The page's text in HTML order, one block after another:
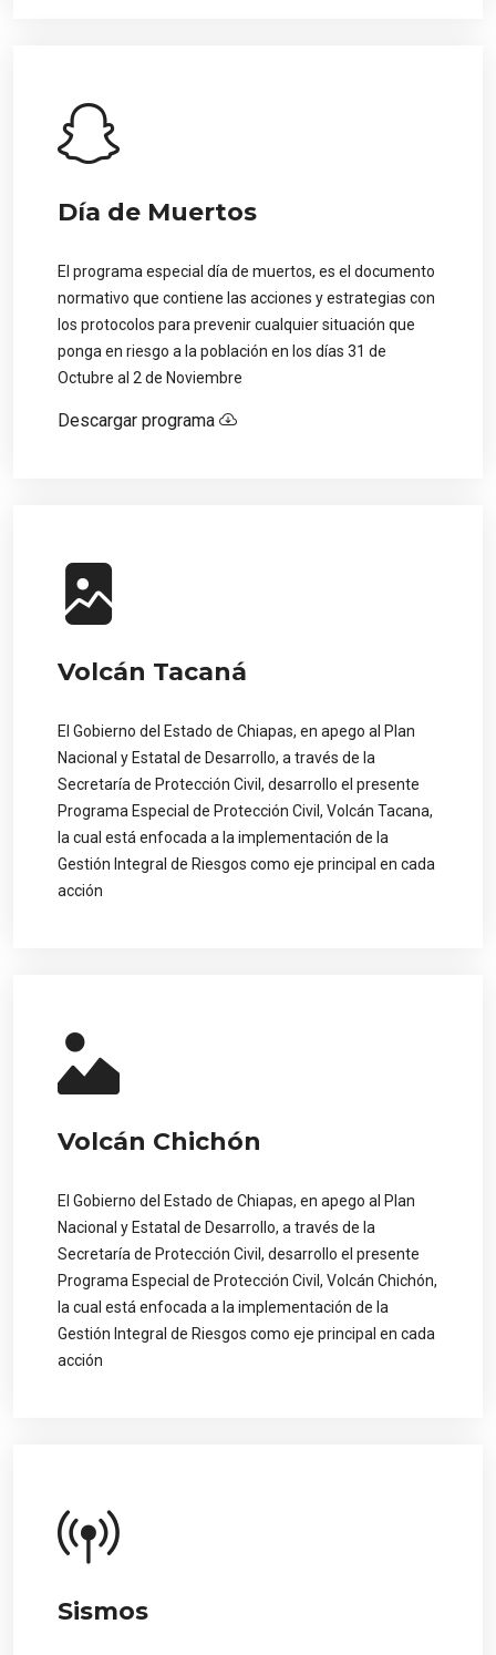
Día de Muertos
El programa especial día de muertos, es el documento
normativo que contiene las acciones y estrategias con
los protocolos para prevenir cualquier situación que
ponga en riesgo a la población en los días 31 de
Octubre al 2 de Noviembre
Descargar programa
Volcán Tacaná
El Gobierno del Estado de Chiapas, en apego al Plan
Nacional y Estatal de Desarrollo, a través de la
Secretaría de Protección Civil, desarrollo el presente
Programa Especial de Protección Civil, Volcán Tacana,
la cual está enfocada a la implementación de la
Gestión Integral de Riesgos como eje principal en cada
acción
Volcán Chichón
El Gobierno del Estado de Chiapas, en apego al Plan
Nacional y Estatal de Desarrollo, a través de la
Secretaría de Protección Civil, desarrollo el presente
Programa Especial de Protección Civil, Volcán Chichón,
la cual está enfocada a la implementación de la
Gestión Integral de Riesgos como eje principal en cada
acción
Sismos